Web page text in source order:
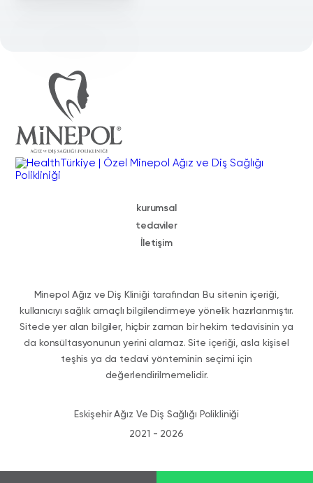
kurumsal
tedaviler
İletişim
Minepol Ağız ve Diş Kliniği tarafından Bu sitenin içeriği,
kullanıcıyı sağlık amaçlı bilgilendirmeye yönelik hazırlanmıştır.
Sitede yer alan bilgiler, hiçbir zaman bir hekim tedavisinin ya
da konsültasyonunun yerini alamaz. Site içeriği, asla kişisel
teşhis ya da tedavi yönteminin seçimi için
değerlendirilmemelidir.
Eskişehir Ağız Ve Diş Sağlığı Polikliniği
2021 - 2026